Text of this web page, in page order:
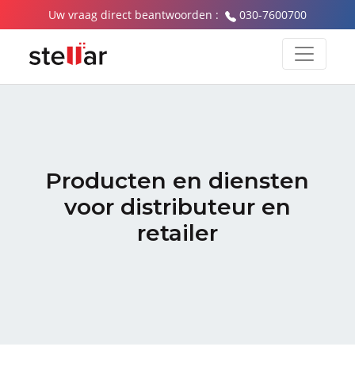
Uw vraag direct beantwoorden : 030-7600700
Producten en diensten
voor distributeur en
retailer